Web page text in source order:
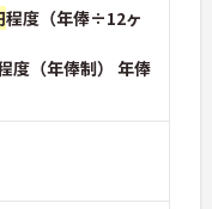
程度（年俸÷12ヶ
度（年俸制） 年俸